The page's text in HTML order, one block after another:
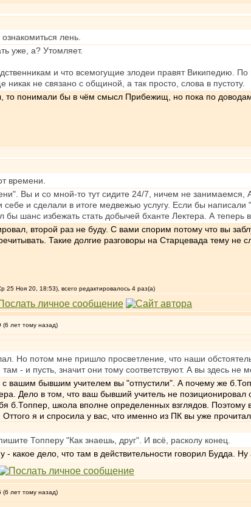
лень.
уже, а? Утомляет.
и что всемогущие злодеи правят Википедию. По
не связано с общиной, а так просто, слова в пустоту.
то понимали бы в чём смысл Прибежищ, но пока по
времени.
Вы и со мной-то тут сидите 24/7, ничем не занимаемся,
себе и сделали в итоге медвежью услугу. Если бы
бы шанс избежать стать добычей бханте Лектера. А теперь
второй раз не буду. С вами спорим потому что вы
Такие долгие разговоры на Старцевада тему
25 Ноя 20, 18:53), всего редактировалось 4 раз(а)
лет тому назад)
Но потом мне пришло просветление, что наши
- и пусть, значит они тому соответствуют. А вы здесь не
с вашим бывшим учителем вы "отпустили". А почему же
Дело в том, что ваш бывший учитель не
б.Топпер, школа вполне определенных взглядов.
Оттого я и спросила у вас, что именно из ПК вы уже
Топперу "Как знаешь, друг". И всё, расколу конец.
- какое дело, что там в действительности говорил Будда.
лет тому назад)